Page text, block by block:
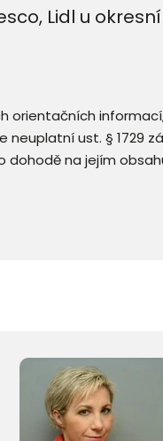
Lidl u
orientačních
ust. § 1729
dohodě na jejím